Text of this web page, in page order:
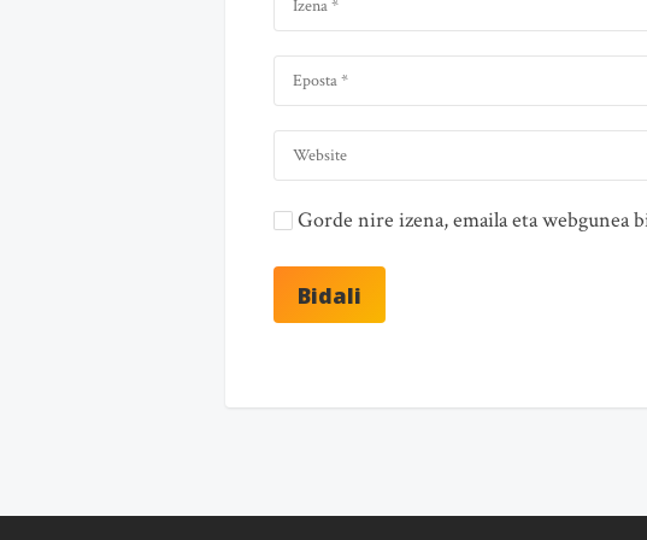
Gorde nire izena, emaila eta webgunea